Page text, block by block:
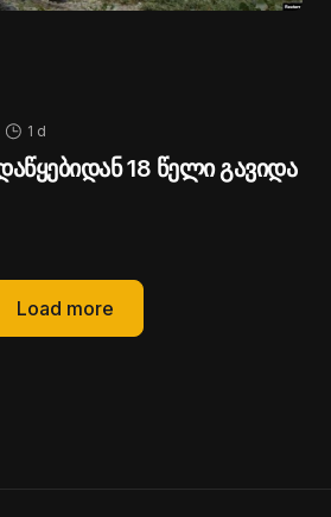
1 d
18 წელი გავიდა
Load more